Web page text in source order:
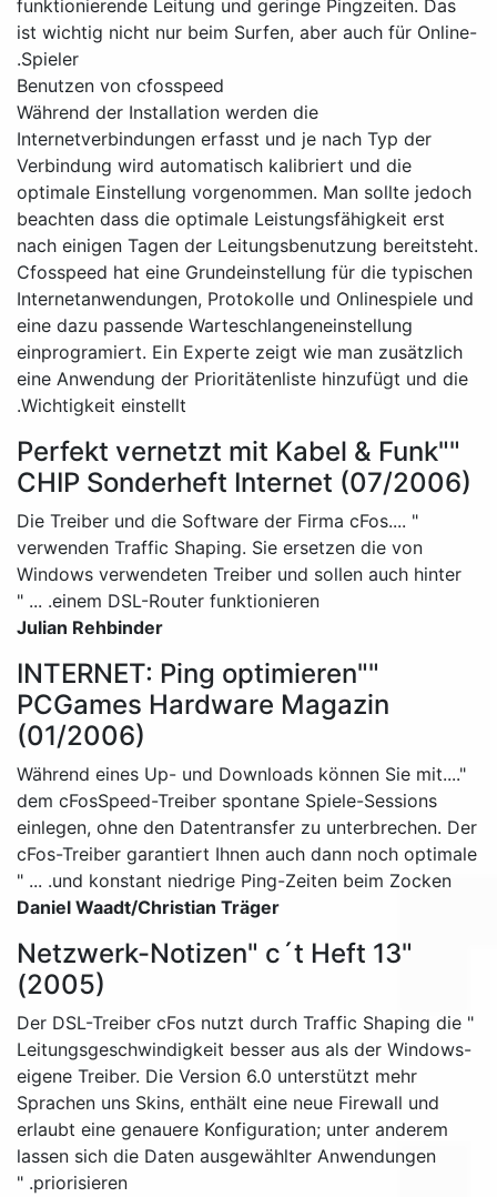
funktionierende Leitung und geringe Pingzeiten. Das
ist wichtig nicht nur beim Surfen, aber auch für Online-
Spieler.
Benutzen von cfosspeed
Während der Installation werden die
Internetverbindungen erfasst und je nach Typ der
Verbindung wird automatisch kalibriert und die
optimale Einstellung vorgenommen. Man sollte jedoch
beachten dass die optimale Leistungsfähigkeit erst
nach einigen Tagen der Leitungsbenutzung bereitsteht.
Cfosspeed hat eine Grundeinstellung für die typischen
Internetanwendungen, Protokolle und Onlinespiele und
eine dazu passende Warteschlangeneinstellung
einprogramiert. Ein Experte zeigt wie man zusätzlich
eine Anwendung der Prioritätenliste hinzufügt und die
Wichtigkeit einstellt.
"Perfekt vernetzt mit Kabel & Funk"
CHIP Sonderheft Internet (07/2006)
" ....Die Treiber und die Software der Firma cFos
verwenden Traffic Shaping. Sie ersetzen die von
Windows verwendeten Treiber und sollen auch hinter
einem DSL-Router funktionieren. ... "
Julian Rehbinder
"INTERNET: Ping optimieren"
PCGames Hardware Magazin
(01/2006)
"....Während eines Up- und Downloads können Sie mit
dem cFosSpeed-Treiber spontane Spiele-Sessions
einlegen, ohne den Datentransfer zu unterbrechen. Der
cFos-Treiber garantiert Ihnen auch dann noch optimale
und konstant niedrige Ping-Zeiten beim Zocken. ... "
Daniel Waadt/Christian Träger
"Netzwerk-Notizen" c´t Heft 13
(2005)
" Der DSL-Treiber cFos nutzt durch Traffic Shaping die
Leitungsgeschwindigkeit besser aus als der Windows-
eigene Treiber. Die Version 6.0 unterstützt mehr
Sprachen uns Skins, enthält eine neue Firewall und
erlaubt eine genauere Konfiguration; unter anderem
lassen sich die Daten ausgewählter Anwendungen
priorisieren. "